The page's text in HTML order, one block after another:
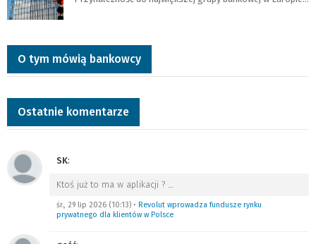
O tym mówią bankowcy
Ostatnie komentarze
SK:
Ktoś już to ma w aplikacji ? …
śr., 29 lip 2026 (10:13) • Revolut wprowadza fundusze rynku
prywatnego dla klientów w Polsce